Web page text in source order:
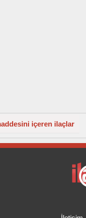
içeren ilaçlar